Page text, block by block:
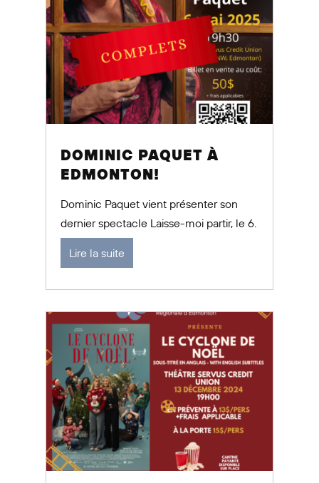
DOMINIC PAQUET À
EDMONTON!
Dominic Paquet vient présenter son
dernier spectacle Laisse-moi partir, le 6.
Lire la suite